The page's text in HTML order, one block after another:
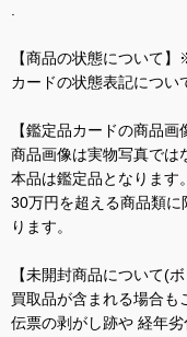
.
【商品の状態について
カードの状態表記につい
【鑑定品カードの商品画
商品画像は実物写真では
本品は鑑定品となります
30万円を超える商品類
ります。
【未開封商品について(
買取品が含まれる場合も
伝票の剥がし跡や 経年